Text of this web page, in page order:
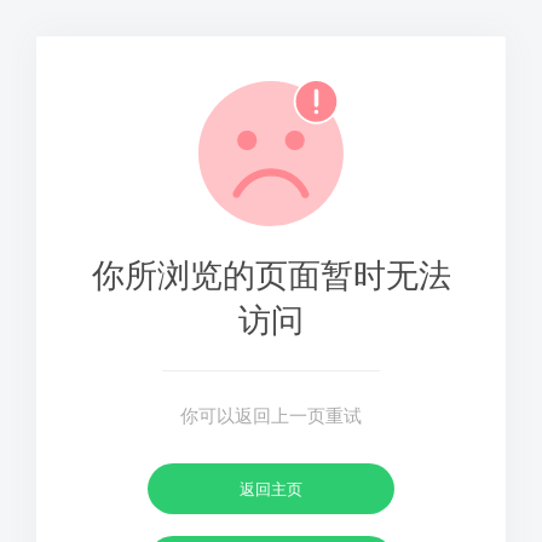
你所浏览的页面暂时无法
访问
你可以返回上一页重试
返回主页